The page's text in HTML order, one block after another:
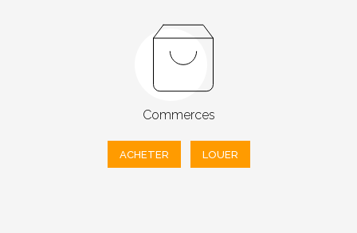
Commerces
ACHETER LOUER